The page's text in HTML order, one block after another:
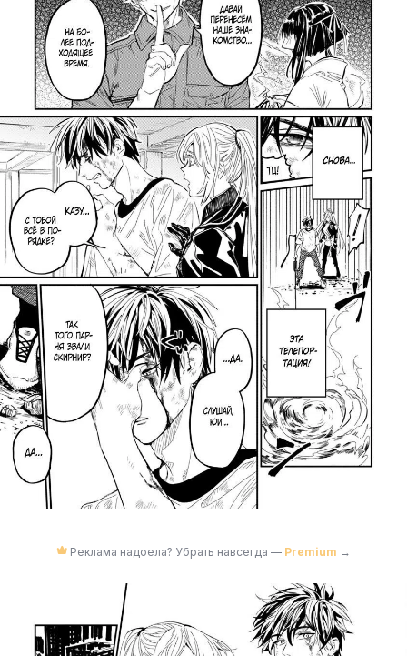
Реклама надоела? Убрать навсегда — Premium →